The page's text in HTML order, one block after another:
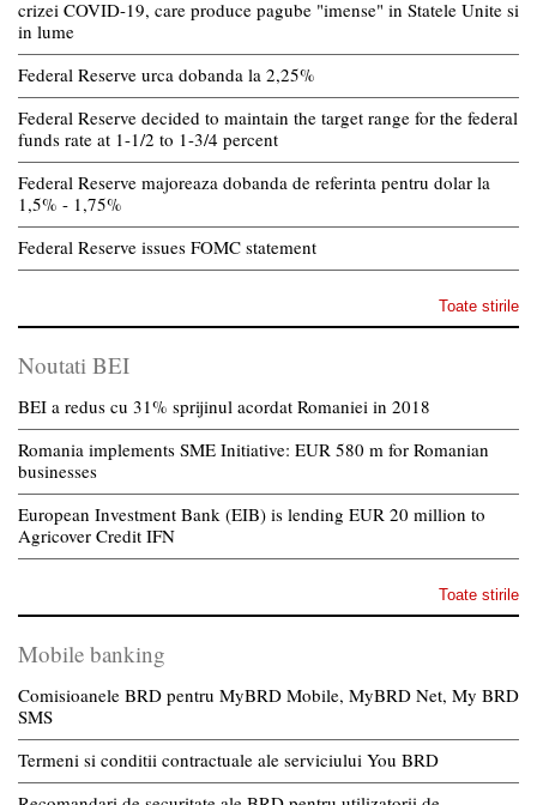
crizei COVID-19, care produce pagube "imense" in Statele Unite si
in lume
Federal Reserve urca dobanda la 2,25%
Federal Reserve decided to maintain the target range for the federal
funds rate at 1-1/2 to 1-3/4 percent
Federal Reserve majoreaza dobanda de referinta pentru dolar la
1,5% - 1,75%
Federal Reserve issues FOMC statement
Toate stirile
Noutati BEI
BEI a redus cu 31% sprijinul acordat Romaniei in 2018
Romania implements SME Initiative: EUR 580 m for Romanian
businesses
European Investment Bank (EIB) is lending EUR 20 million to
Agricover Credit IFN
Toate stirile
Mobile banking
Comisioanele BRD pentru MyBRD Mobile, MyBRD Net, My BRD
SMS
Termeni si conditii contractuale ale serviciului You BRD